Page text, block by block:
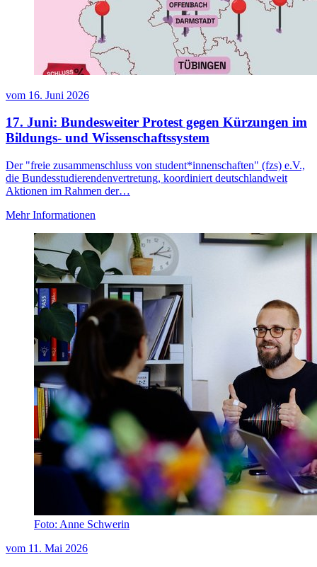
vom 16. Juni 2026
17. Juni: Bundesweiter Protest gegen Kürzungen im
Bildungs- und Wissenschaftssystem
Der "freie zusammenschluss von student*innenschaften" (fzs) e.V.,
die Bundesstudierendenvertretung, koordiniert deutschlandweit
Aktionen im Rahmen der…
Mehr Informationen
Foto: Anne Schwerin
vom 11. Mai 2026